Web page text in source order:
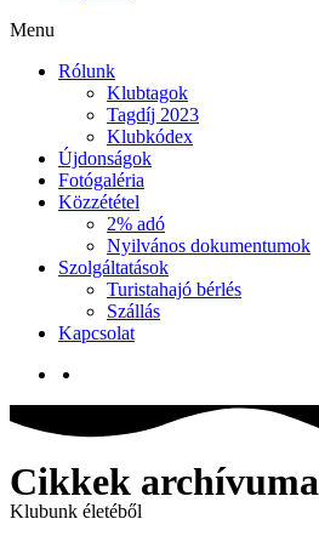
Menu
Rólunk
Klubtagok
Tagdíj 2023
Klubkódex
Újdonságok
Fotógaléria
Közzététel
2% adó
Nyilvános dokumentumok
Szolgáltatások
Turistahajó bérlés
Szállás
Kapcsolat
Cikkek archívuma
Klubunk életéből